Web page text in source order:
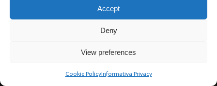
Accept
Deny
View preferences
Cookie PolicyInformativa Privacy
Copyright @2019 | by Crivle